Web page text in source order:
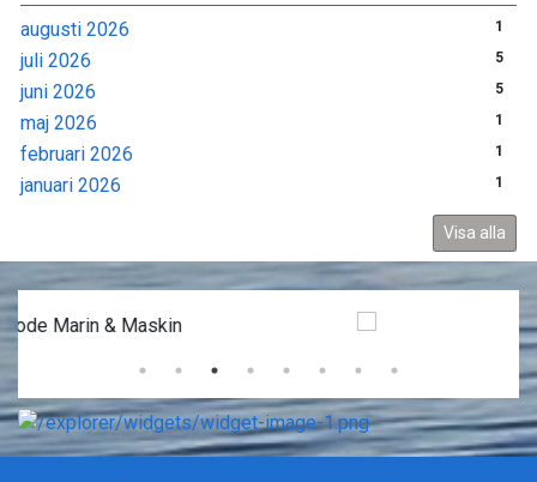
augusti 2026 1
juli 2026 5
juni 2026 5
maj 2026 1
februari 2026 1
januari 2026 1
Visa alla